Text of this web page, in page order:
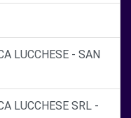
LUCCHESE - SAN
LUCCHESE SRL -